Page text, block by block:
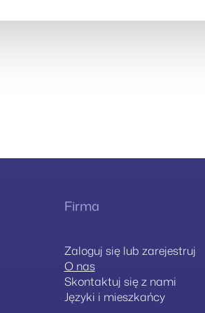
Firma
Zaloguj się lub zarejestruj
O nas
Skontaktuj się z nami
Języki i mieszkańcy